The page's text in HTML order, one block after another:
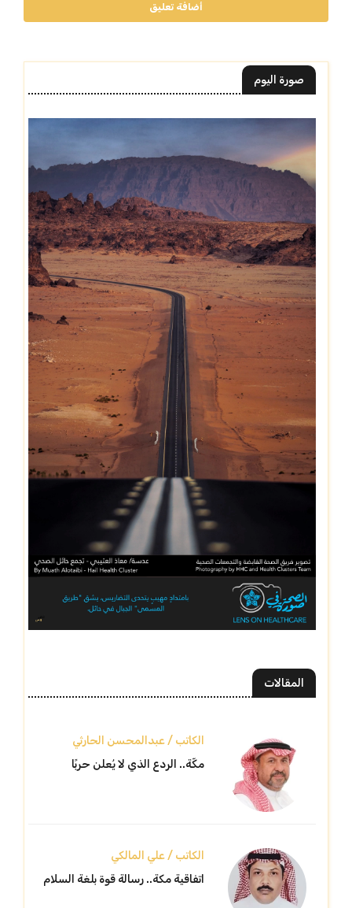
أضافة تعليق
صورة اليوم
المقالات
الكاتب / عبدالمحسن الحارثي
مكّة.. الردع الذي لا يُعلن حربًا
الكاتب / علي المالكي
اتفاقية مكة.. رسالة قوة بلغة السلام